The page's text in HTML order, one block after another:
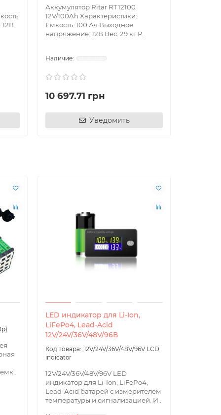
Аккумулятор Ritar RT12100
12V/100Ah Характеристики:
Емкость: 100 Ач Выходное
напряжение: 12В Вес: 29 кг Р..
10 697.71 грн
Уведомить
LED индикатор для Li-Ion,
LiFePo4, Lead-Acid
12V/24V/36V/48V/96В
12V/24V/36V/48V/96V LCD
indicator
12V/24V/36V/48V/96V LED
индикатор для Li-Ion, LiFePo4,
Lead-Acid батарей с измерителем
температуры и сигнализацией. И..